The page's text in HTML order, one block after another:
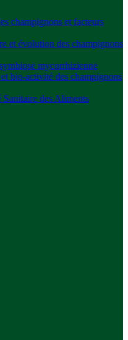
champignons et facteurs
et évolution des champignons
mycorrhizienne
bio-activité des champignons
des Aliments